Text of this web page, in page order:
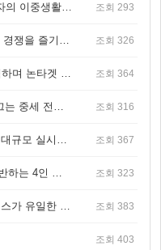
블랙우드 – DVD 대여점 주인과 암살자의 이중생활을 그린 3인칭 액션 스릴러 게임 조회 293
렉크리에이션 2 – 차량 충돌과 지름길 경쟁을 즐기는 오픈월드 아케이드 레이싱 게임 조회 326
아키에이지 크로니클 – 원대륙을 개척하며 논타겟 전투를 즐기는 오픈월드 MMORPG 조회 364
다이노로드 – 인간과 공룡 군대를 이끄는 중세 전략 액션 RPG 조회 316
토탈워: 워해머 40,000 – 은하 정복과 대규모 실시간 전투가 결합된 전략 게임! 조회 367
셰이디 잡 – 살아 움직이는 가방을 운반하는 4인 협동 물리 어드벤처 게임 조회 323
루트 – 좀비 떼를 뚫고 달려라! 스쿨버스가 유일한 집이 되는 4인 협동 생존 게임 조회 383
조회 403